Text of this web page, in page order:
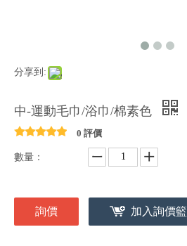
分享到:
中-運動毛巾/浴巾/棉素色
0 評價
數量：
詢價 加入詢價籃